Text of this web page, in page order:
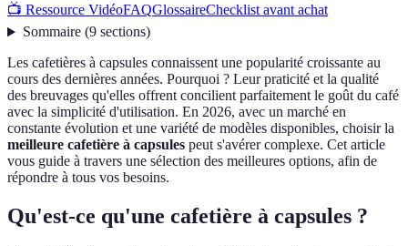
📺 Ressource VidéoFAQGlossaireChecklist avant achat
Sommaire(9 sections)
Les cafetières à capsules connaissent une popularité croissante au
cours des dernières années. Pourquoi ? Leur praticité et la qualité
des breuvages qu'elles offrent concilient parfaitement le goût du café
avec la simplicité d'utilisation. En 2026, avec un marché en
constante évolution et une variété de modèles disponibles, choisir la
meilleure cafetière à capsules peut s'avérer complexe. Cet article
vous guide à travers une sélection des meilleures options, afin de
répondre à tous vos besoins.
Qu'est-ce qu'une cafetière à capsules ?